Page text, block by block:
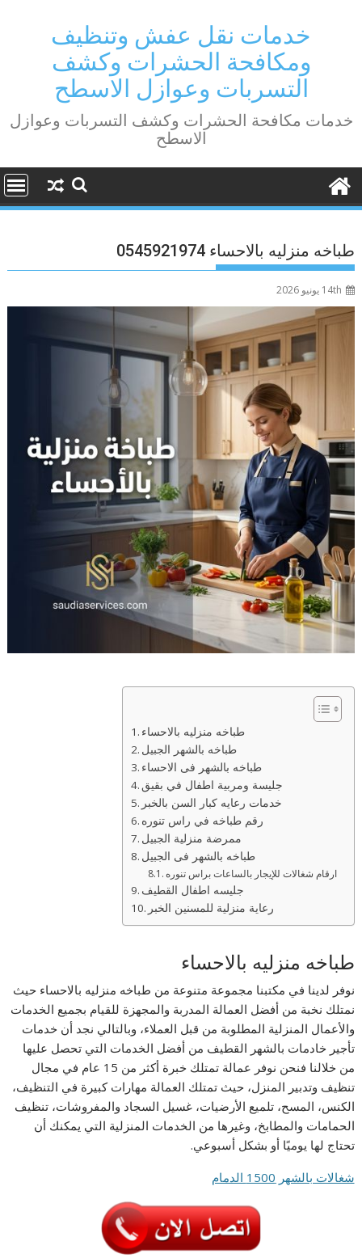
خدمات نقل عفش وتنظيف
ومكافحة الحشرات وكشف
التسربات وعوازل الاسطح
خدمات مكافحة الحشرات وكشف التسربات وعوازل
الاسطح
طباخه منزليه بالاحساء 0545921974
14th يونيو 2026
طباخه منزليه بالاحساء
طباخه بالشهر الجبيل
طباخه بالشهر فى الاحساء
جليسة ومربية اطفال في بقيق
خدمات رعايه كبار السن بالخبر
رقم طباخه في راس تنوره
ممرضة منزلية الجبيل
طباخه بالشهر فى الجبيل
ارقام شغالات للإيجار بالساعات براس تنوره
جليسه اطفال القطيف
رعاية منزلية للمسنين الخبر
طباخه منزليه بالاحساء
نوفر لدينا في مكتبنا مجموعة متنوعة من طباخه منزليه بالاحساء حيث
نمتلك نخبة من أفضل العمالة المدربة والمجهزة للقيام بجميع الخدمات
والأعمال المنزلية المطلوبة من قبل العملاء، وبالتالي نجد أن خدمات
تأجير خادمات بالشهر القطيف من أفضل الخدمات التي تحصل عليها
من خلالنا فنحن نوفر عمالة تمتلك خبرة أكثر من 15 عام في مجال
تنظيف وتدبير المنزل، حيث تمتلك العمالة مهارات كبيرة في التنظيف،
الكنس، المسح، تلميع الأرضيات، غسيل السجاد والمفروشات، تنظيف
الحمامات والمطابخ، وغيرها من الخدمات المنزلية التي يمكنك أن
تحتاج لها يوميًا أو بشكل أسبوعي.
شغالات بالشهر 1500 الدمام